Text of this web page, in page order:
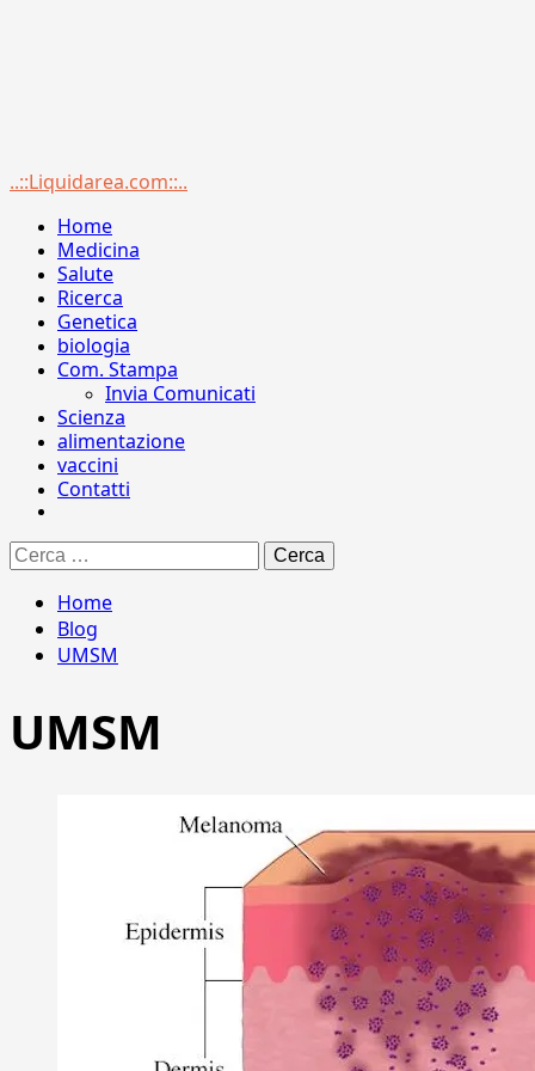
Menu
..::Liquidarea.com::..
Home
Medicina
Salute
Ricerca
Genetica
biologia
Com. Stampa
Invia Comunicati
Scienza
alimentazione
vaccini
Contatti
Ricerca
per:
Home
Blog
UMSM
UMSM